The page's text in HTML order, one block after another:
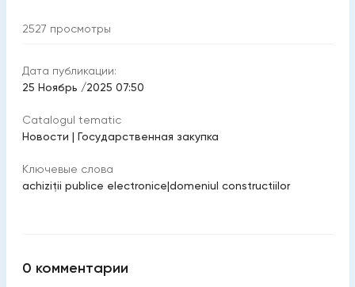
2527 просмотры
Дата публикации:
25 Ноябрь /2025 07:50
Catalogul tematic
Новости | Государственная закупка
Ключевые слова
achiziţii publice electronice|domeniul constructiilor
0 комментарии